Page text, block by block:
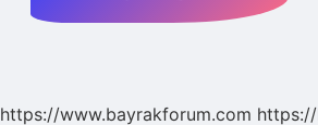
https://www.bayrakforum.com